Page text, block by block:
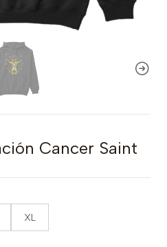
Cancer Saint
XL